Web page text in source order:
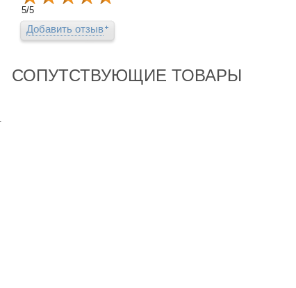
5/5
Добавить отзыв
СОПУТСТВУЮЩИЕ ТОВАРЫ